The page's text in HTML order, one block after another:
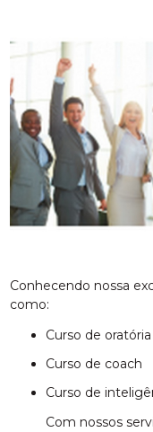
Conhecendo nossa
como:
curso de oratória
curso de coach
curso de
Com nossos